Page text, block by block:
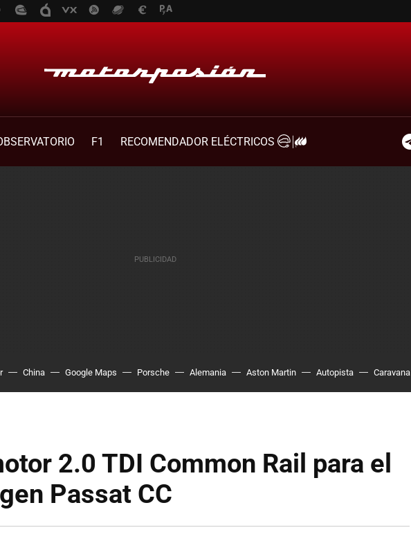
F1
RECOMENDADOR ELÉCTRICOS
China Google Maps Porsche Alemania Aston Martin Autopista Caravana
2.0 TDI Common Rail para el
Passat CC